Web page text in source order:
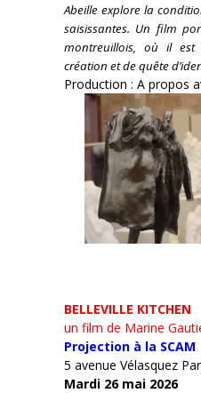
Abeille explore la
saisissantes. Un film
montreuillois, où il est
création et de quête
Production : A propos
BELLEVILLE KITCHEN
un film de Marine
Projection à la SCAM
5 avenue Vélasquez
Mardi 26 mai 2026